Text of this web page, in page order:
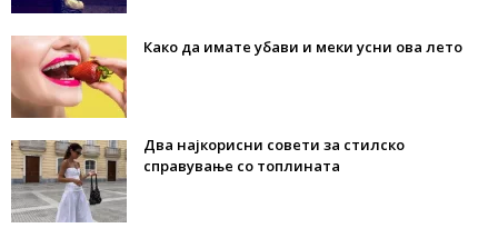
Како да имате убави и меки усни ова лето
Два најкорисни совети за стилско
справување со топлината